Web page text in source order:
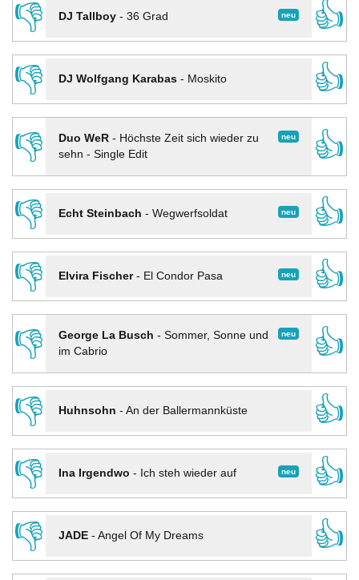
👎 neu
DJ Tallboy- 36 Grad
👍
👎
DJ Wolfgang Karabas- Moskito
👍
👎
neu
Duo WeR- Höchste Zeit sich wieder zu
sehn - Single Edit
👍
👎
neu
Echt Steinbach - Wegwerfsoldat
👍
👎
neu
Elvira Fischer- El Condor Pasa
👍
👎
neu
George La Busch - Sommer, Sonne und
im Cabrio
👍
👎
Huhnsohn - An der Ballermannküste
👍
👎
neu
Ina Irgendwo - Ich steh wieder auf
👍
👎
JADE- Angel Of My Dreams
👍